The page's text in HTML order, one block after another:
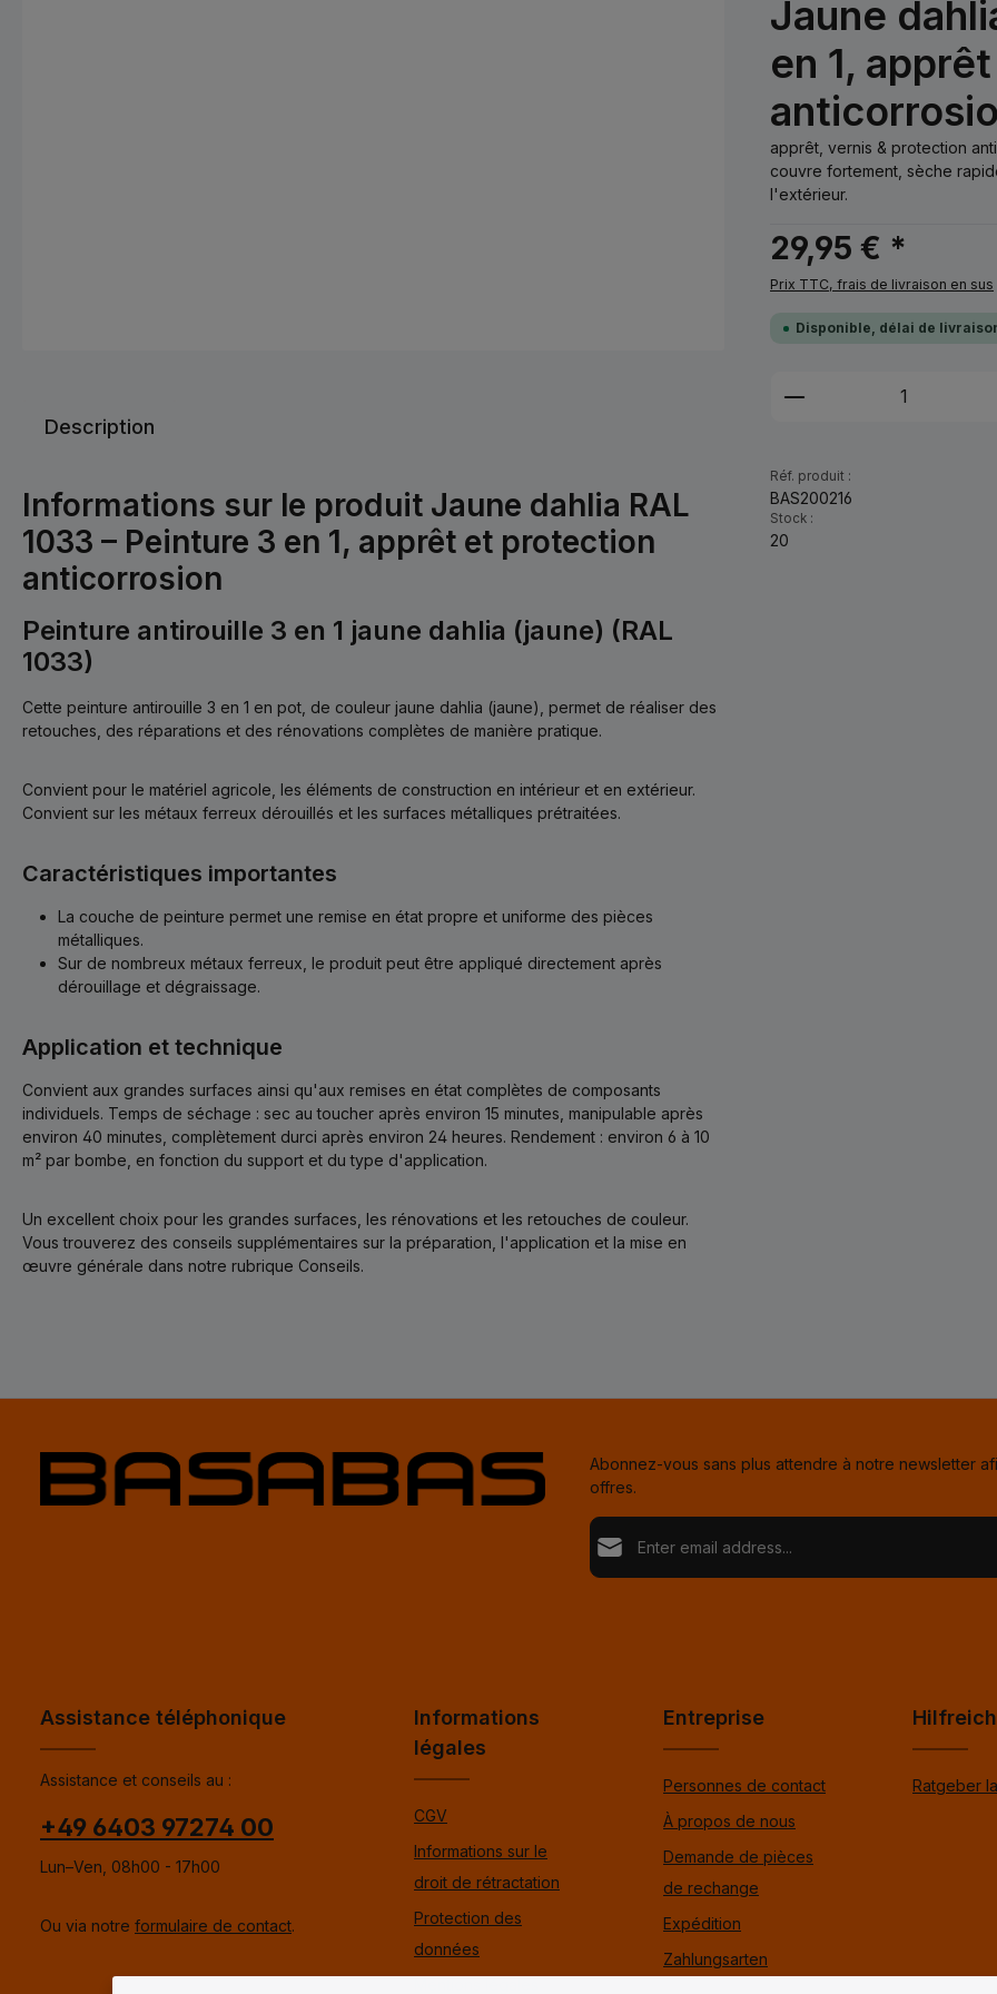
Jaune
en 1,
apprêt, vernis & protection
couvre fortement, sèche
l'extérieur.
29,95 € *
Prix TTC, frais de livraison en sus
Disponible, délai de
Quantité de
Réf. produit :
BAS200216
Stock :
20
Description
Informations sur le produit Jaune dahlia RAL
1033 – Peinture 3 en 1, apprêt et protection
anticorrosion
Peinture antirouille 3 en 1 jaune dahlia (jaune) (RAL
1033)
Cette peinture antirouille 3 en 1 en pot, de couleur jaune dahlia (jaune), permet de réaliser des
retouches, des réparations et des rénovations complètes de manière pratique.
Convient pour le matériel agricole, les éléments de construction en intérieur et en extérieur.
Convient sur les métaux ferreux dérouillés et les surfaces métalliques prétraitées.
Caractéristiques importantes
La couche de peinture permet une remise en état propre et uniforme des pièces
métalliques.
Sur de nombreux métaux ferreux, le produit peut être appliqué directement après
dérouillage et dégraissage.
Application et technique
Convient aux grandes surfaces ainsi qu'aux remises en état complètes de composants
individuels. Temps de séchage : sec au toucher après environ 15 minutes, manipulable après
environ 40 minutes, complètement durci après environ 24 heures. Rendement : environ 6 à 10
m² par bombe, en fonction du support et du type d'application.
Un excellent choix pour les grandes surfaces, les rénovations et les retouches de couleur.
Vous trouverez des conseils supplémentaires sur la préparation, l'application et la mise en
œuvre générale dans notre rubrique Conseils.
Abonnez-vous sans plus attendre à notre newsletter
offres.
Adresse e-mail*
Assistance téléphonique
Assistance et conseils au :
+49 6403 97274 00
Lun–Ven, 08h00 - 17h00
Ou via notre formulaire de contact.
Informations
légales
CGV
Informations sur le
droit de rétractation
Protection des
données
Entreprise
Personnes de contact
À propos de nous
Demande de pièces
de rechange
Expédition
Zahlungsarten
Ratgeber